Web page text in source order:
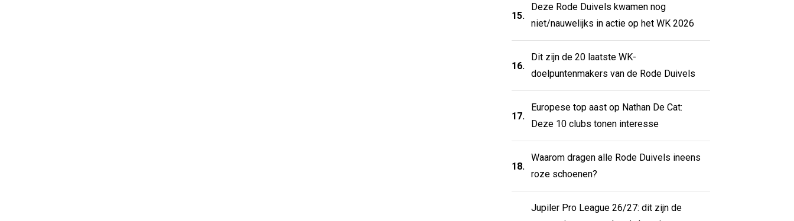
15.
Deze Rode Duivels kwamen nog
niet/nauwelijks in actie op het WK 2026
16.
Dit zijn de 20 laatste WK-
doelpuntenmakers van de Rode Duivels
17.
Europese top aast op Nathan De Cat:
Deze 10 clubs tonen interesse
18.
Waarom dragen alle Rode Duivels ineens
roze schoenen?
Jupiler Pro League 26/27: dit zijn de